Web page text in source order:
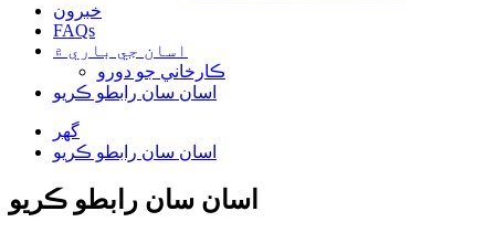
خبرون
FAQs
اسان جي باري ۾
ڪارخاني جو دورو
اسان سان رابطو ڪريو
گهر
اسان سان رابطو ڪريو
اسان سان رابطو ڪريو